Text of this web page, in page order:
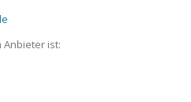
ist: